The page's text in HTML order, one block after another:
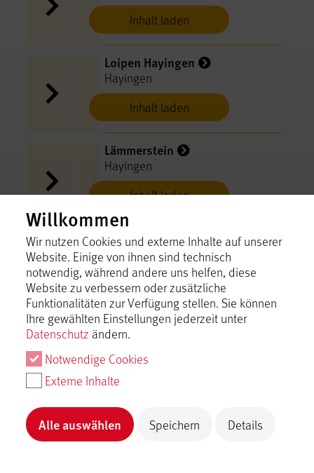
Inhalt laden
Inhalt laden
Loipen Hayingen
Hayingen
Inhalt laden
Lämmerstein
Hayingen
Inhalt laden
Malkurs direkt an der Lauter
Hayingen
Müller´s Elektro-Museum
Hayingen
NOVASOL Ferienpark
Lauterdörfle
Hayingen
Willkommen
Wir nutzen Cookies und externe Inhalte auf unserer
Website. Einige von ihnen sind technisch
notwendig, während andere uns helfen, diese
Website zu verbessern oder zusätzliche
Funktionalitäten zur Verfügung stellen. Sie können
Ihre gewählten Einstellungen jederzeit unter
Datenschutz ändern.
Notwendige Cookies
Externe Inhalte
Alle auswählen Speichern Details